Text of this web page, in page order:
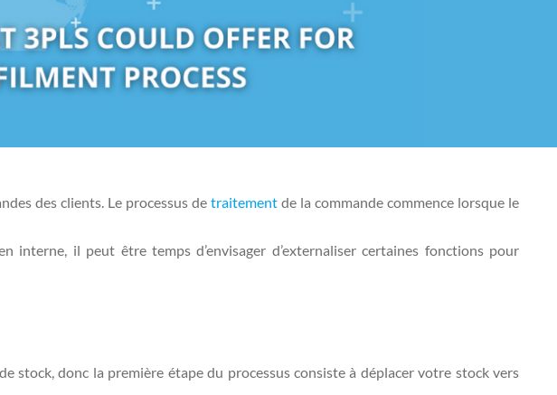
des clients. Le processus detraitement de la commande commence lorsque le
interne, il peut être temps d’envisager d’externaliser certaines fonctions pour
stock, donc la première étape du processus consiste à déplacer votre stock vers